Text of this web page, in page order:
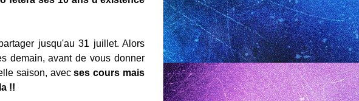
jusqu'au 31 juillet. Alors
demain, avant de vous donner
saison, avec ses cours mais
!!